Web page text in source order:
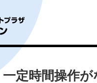
一定時間操作